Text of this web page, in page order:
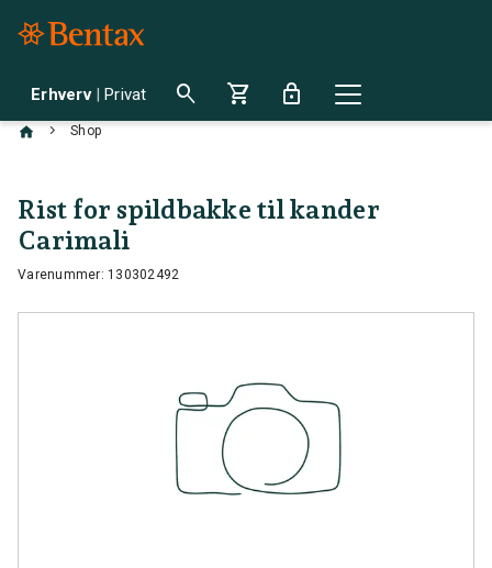
Erhverv | Privat search shopping_cart lock
chevron_right Shop
Rist for spildbakke til kander
Carimali
Varenummer: 130302492